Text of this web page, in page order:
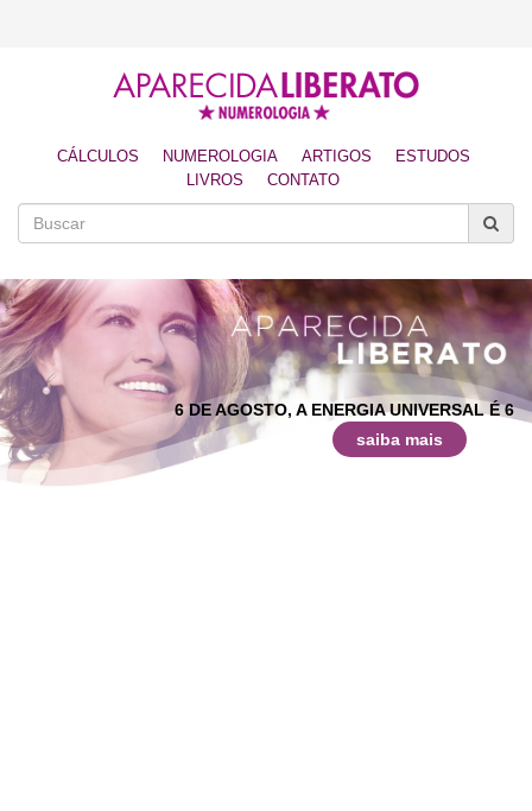
CÁLCULOS NUMEROLOGIA ARTIGOS
ESTUDOS
LIVROS
CONTATO
6 DE AGOSTO, A ENERGIA UNIVERSAL É 6
saiba mais